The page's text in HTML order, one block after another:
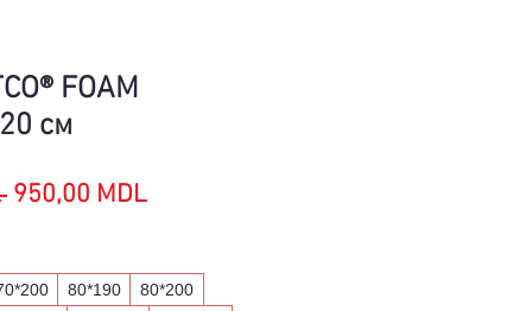
FOAM
см
Обычная
950,00 MDLСпеццена
80*190
80*200